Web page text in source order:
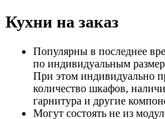
Кухни на заказ
Популярны в последнее
по индивидуальным
При этом индивидуально
количество шкафов,
гарнитура и другие
Могут состоять не из